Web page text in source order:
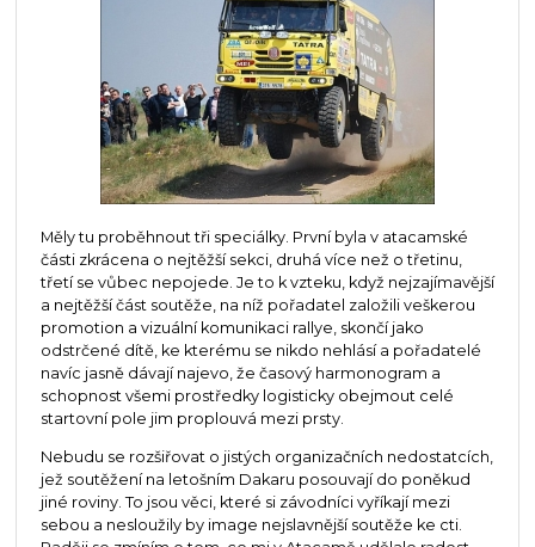
Měly tu proběhnout tři speciálky. První byla v atacamské
části zkrácena o nejtěžší sekci, druhá více než o třetinu,
třetí se vůbec nepojede. Je to k vzteku, když nejzajímavější
a nejtěžší část soutěže, na níž pořadatel založili veškerou
promotion a vizuální komunikaci rallye, skončí jako
odstrčené dítě, ke kterému se nikdo nehlásí a pořadatelé
navíc jasně dávají najevo, že časový harmonogram a
schopnost všemi prostředky logisticky obejmout celé
startovní pole jim proplouvá mezi prsty.
Nebudu se rozšiřovat o jistých organizačních nedostatcích,
jež soutěžení na letošním Dakaru posouvají do poněkud
jiné roviny. To jsou věci, které si závodníci vyříkají mezi
sebou a nesloužily by image nejslavnější soutěže ke cti.